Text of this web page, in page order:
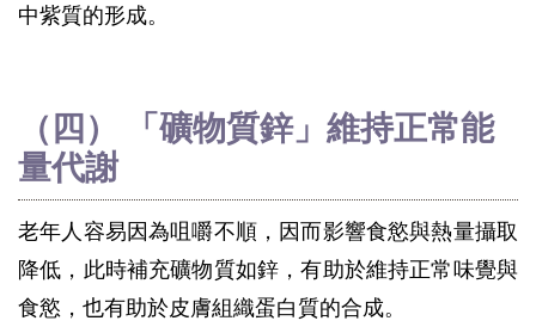
中紫質的形成。
（四） 「礦物質鋅」維持正常能
量代謝
老年人容易因為咀嚼不順，因而影響食慾與熱量攝取
降低，此時補充礦物質如鋅，有助於維持正常味覺與
食慾，也有助於皮膚組織蛋白質的合成。